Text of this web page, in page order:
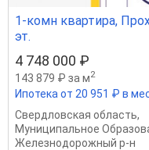
1-комн квартира,
эт.
4 748 000 ₽
143 879 ₽ за м2
Ипотека от 20 951 ₽ в
Свердловская область,
Муниципальное
Железнодорожный р-н